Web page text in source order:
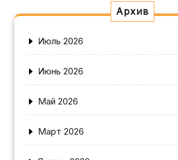
Архив
Июль 2026
Июнь 2026
Май 2026
Март 2026